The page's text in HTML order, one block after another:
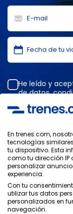
He leído y
de datos,
En trenes.com,
tecnologías
tu dispositivo. Esta
como tu dirección
personalizar
experiencia.
Con tu
utilizar tus datos
personalizados en
navegación.